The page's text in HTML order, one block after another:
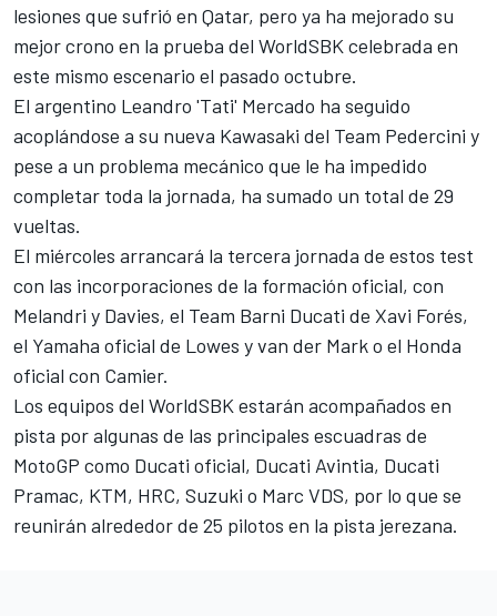
lesiones que sufrió en Qatar, pero ya ha mejorado su
mejor crono en la prueba del WorldSBK celebrada en
este mismo escenario el pasado octubre.
El argentino Leandro 'Tati' Mercado ha seguido
acoplándose a su nueva Kawasaki del Team Pedercini y
pese a un problema mecánico que le ha impedido
completar toda la jornada, ha sumado un total de 29
vueltas.
El miércoles arrancará la tercera jornada de estos test
con las incorporaciones de la formación oficial, con
Melandri y Davies, el Team Barni Ducati de Xavi Forés,
el Yamaha oficial de Lowes y van der Mark o el Honda
oficial con Camier.
Los equipos del WorldSBK estarán acompañados en
pista por algunas de las principales escuadras de
MotoGP como Ducati oficial, Ducati Avintia, Ducati
Pramac, KTM, HRC, Suzuki o Marc VDS, por lo que se
reunirán alrededor de 25 pilotos en la pista jerezana.